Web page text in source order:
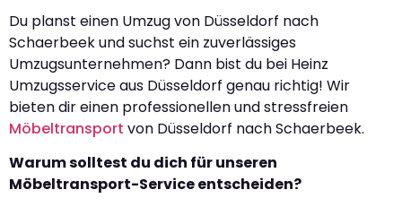
Du planst einen Umzug von Düsseldorf nach
Schaerbeek und suchst ein zuverlässiges
Umzugsunternehmen? Dann bist du bei Heinz
Umzugsservice aus Düsseldorf genau richtig! Wir
bieten dir einen professionellen und stressfreien
Möbeltransport von Düsseldorf nach Schaerbeek.
Warum solltest du dich für unseren
Möbeltransport-Service entscheiden?